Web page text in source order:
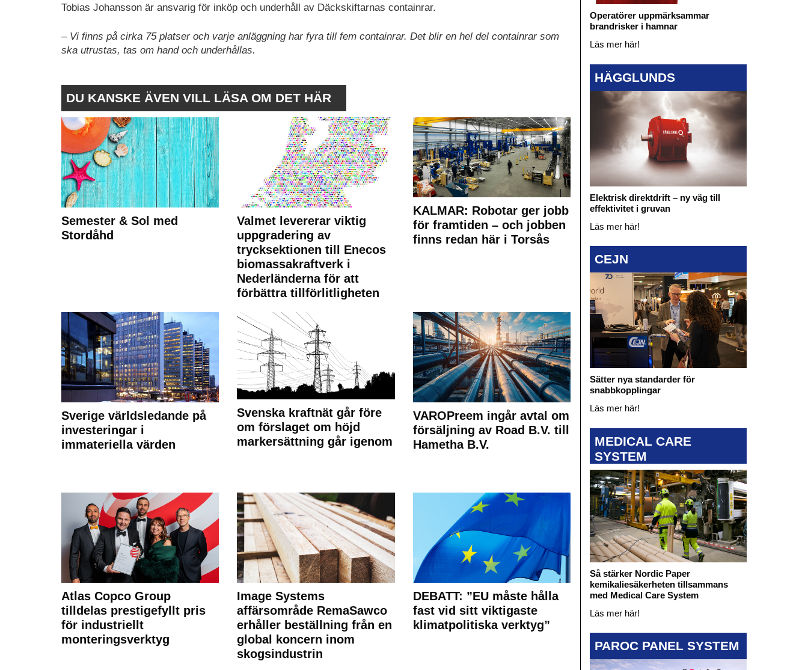
Tobias Johansson är ansvarig för inköp och underhåll av Däckskiftarnas containrar.
– Vi finns på cirka 75 platser och varje anläggning har fyra till fem containrar. Det blir en hel del containrar som
ska utrustas, tas om hand och underhållas.
DU KANSKE ÄVEN VILL LÄSA OM DET HÄR
Semester & Sol med
Stordåhd
Valmet levererar viktig
uppgradering av
trycksektionen till Enecos
biomassakraftverk i
Nederländerna för att
förbättra tillförlitligheten
KALMAR: Robotar ger jobb
för framtiden – och jobben
finns redan här i Torsås
Sverige världsledande på
investeringar i
immateriella värden
Svenska kraftnät går före
om förslaget om höjd
markersättning går igenom
VAROPreem ingår avtal om
försäljning av Road B.V. till
Hametha B.V.
Atlas Copco Group
tilldelas prestigefyllt pris
för industriellt
monteringsverktyg
Image Systems
affärsområde RemaSawco
erhåller beställning från en
global koncern inom
skogsindustrin
DEBATT: ”EU måste hålla
fast vid sitt viktigaste
klimatpolitiska verktyg”
Operatörer uppmärksammar
brandrisker i hamnar
Läs mer här!
HÄGGLUNDS
Elektrisk direktdrift – ny väg till
effektivitet i gruvan
Läs mer här!
CEJN
Sätter nya standarder för
snabbkopplingar
Läs mer här!
MEDICAL CARE
SYSTEM
Så stärker Nordic Paper
kemikaliesäkerheten tillsammans
med Medical Care System
Läs mer här!
PAROC PANEL SYSTEM